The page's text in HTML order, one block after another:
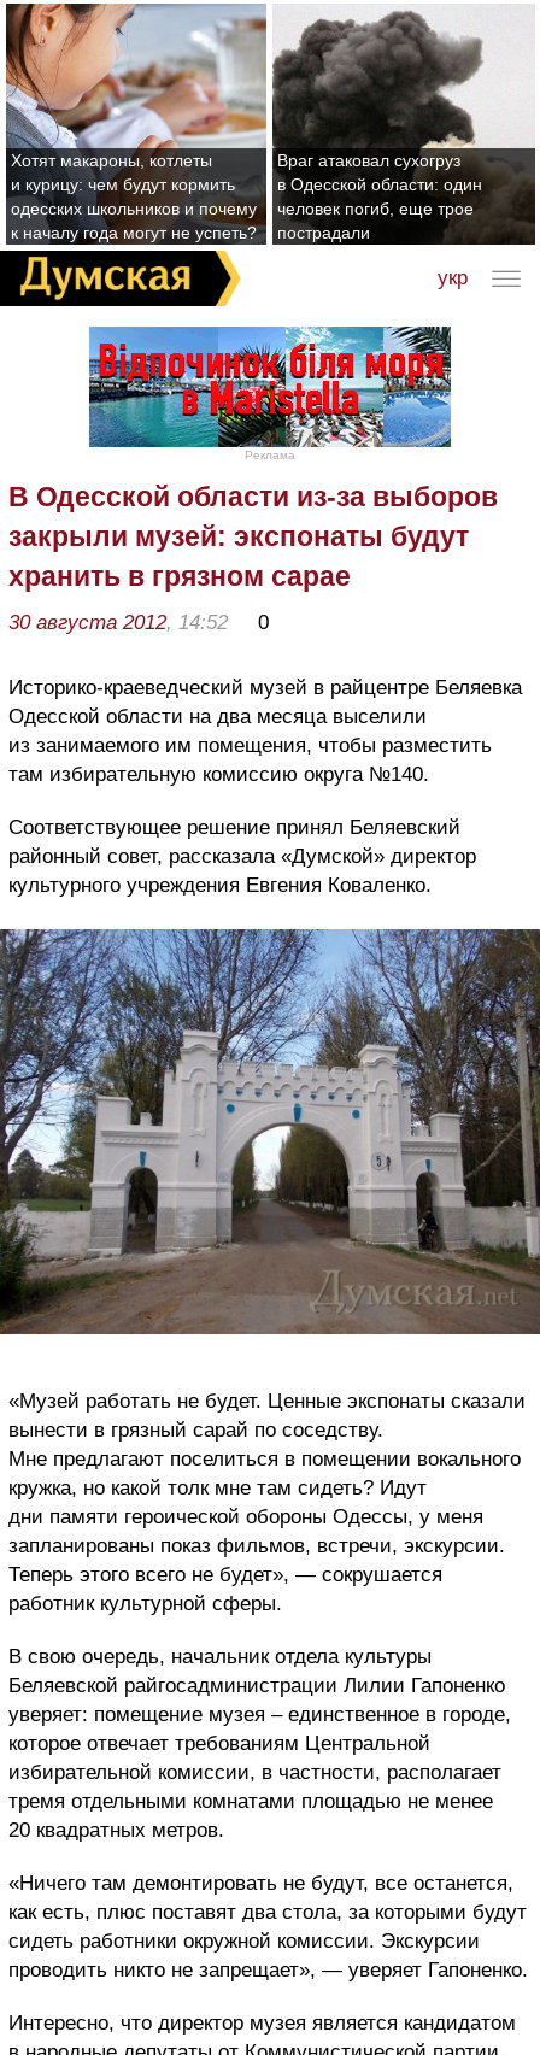
Хотят макароны, котлеты
и курицу: чем будут кормить
одесских школьников и почему
к началу года могут не успеть?
Враг атаковал сухогруз
в Одесской области: один
человек погиб, еще трое
пострадали
укр
Реклама
В Одесской области из-за выборов
закрыли музей: экспонаты будут
хранить в грязном сарае
30 августа 2012, 14:52 0
Историко-краеведческий музей в райцентре Беляевка
Одесской области на два месяца выселили
из занимаемого им помещения, чтобы разместить
там избирательную комиссию округа №140.
Соответствующее решение принял Беляевский
районный совет, рассказала «Думской» директор
культурного учреждения Евгения Коваленко.
«Музей работать не будет. Ценные экспонаты сказали
вынести в грязный сарай по соседству.
Мне предлагают поселиться в помещении вокального
кружка, но какой толк мне там сидеть? Идут
дни памяти героической обороны Одессы, у меня
запланированы показ фильмов, встречи, экскурсии.
Теперь этого всего не будет», — сокрушается
работник культурной сферы.
В свою очередь, начальник отдела культуры
Беляевской райгосадминистрации Лилии Гапоненко
уверяет: помещение музея – единственное в городе,
которое отвечает требованиям Центральной
избирательной комиссии, в частности, располагает
тремя отдельными комнатами площадью не менее
20 квадратных метров.
«Ничего там демонтировать не будут, все останется,
как есть, плюс поставят два стола, за которыми будут
сидеть работники окружной комиссии. Экскурсии
проводить никто не запрещает», — уверяет Гапоненко.
Интересно, что директор музея является кандидатом